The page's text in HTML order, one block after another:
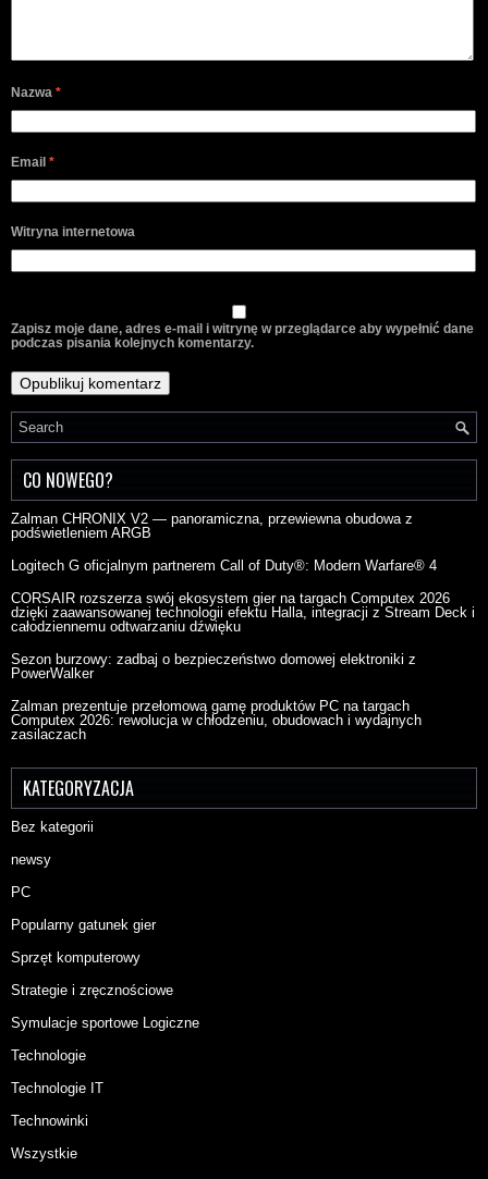
Nazwa *
Email *
Witryna internetowa
Zapisz moje dane, adres e-mail i witrynę w przeglądarce aby wypełnić dane
podczas pisania kolejnych komentarzy.
CO NOWEGO?
Zalman CHRONIX V2 — panoramiczna, przewiewna obudowa z
podświetleniem ARGB
Logitech G oficjalnym partnerem Call of Duty®: Modern Warfare® 4
CORSAIR rozszerza swój ekosystem gier na targach Computex 2026
dzięki zaawansowanej technologii efektu Halla, integracji z Stream Deck i
całodziennemu odtwarzaniu dźwięku
Sezon burzowy: zadbaj o bezpieczeństwo domowej elektroniki z
PowerWalker
Zalman prezentuje przełomową gamę produktów PC na targach
Computex 2026: rewolucja w chłodzeniu, obudowach i wydajnych
zasilaczach
KATEGORYZACJA
Bez kategorii
newsy
PC
Popularny gatunek gier
Sprzęt komputerowy
Strategie i zręcznościowe
Symulacje sportowe Logiczne
Technologie
Technologie IT
Technowinki
Wszystkie